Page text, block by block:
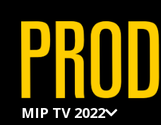
MIP TV 2022